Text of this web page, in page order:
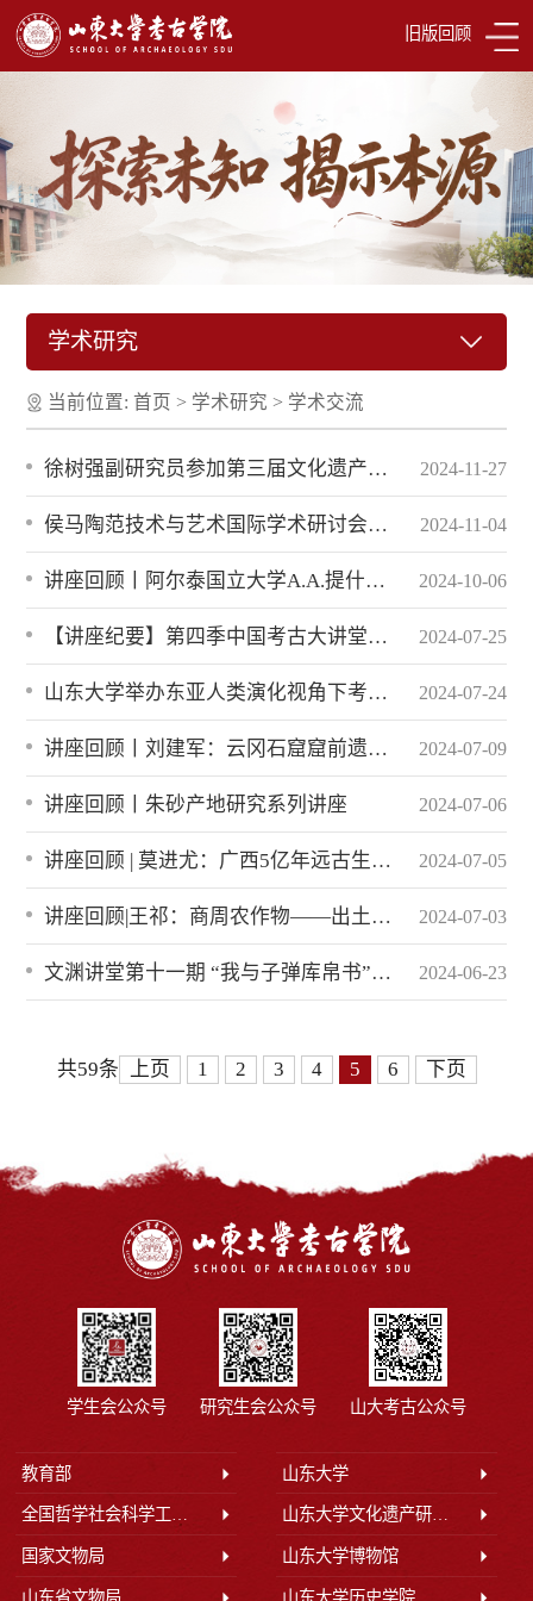
旧版回顾
学术研究
当前位置:首页 > 学术研究 > 学术交流
徐树强副研究员参加第三届文化遗产保护青年学者论坛 2024-11-27
侯马陶范技术与艺术国际学术研讨会举办 2024-11-04
讲座回顾丨阿尔泰国立大学A.A.提什金教授“阿尔泰考古四讲” 2024-10-06
【讲座纪要】第四季中国考古大讲堂第二期│沙特塞林港遗址考古发掘与收获 2024-07-25
山东大学举办东亚人类演化视角下考古学、古人类学和年代学学术研讨会 2024-07-24
讲座回顾丨刘建军：云冈石窟窟前遗址——考古资料整理与研究 2024-07-09
讲座回顾丨朱砂产地研究系列讲座 2024-07-06
讲座回顾 | 莫进尤：广西5亿年远古生物探秘 2024-07-05
讲座回顾|王祁：商周农作物——出土文献与考古学证据 2024-07-03
文渊讲堂第十一期 “我与子弹库帛书”讲座举办 2024-06-23
共59条 上页 1 2 3 4 5 6 下页
学生会公众号 研究生会公众号 山大考古公众号
教育部 山东大学
山东大学文化遗产研究院
国家文物局 山东大学博物馆
山东省文物局 山东大学历史学院